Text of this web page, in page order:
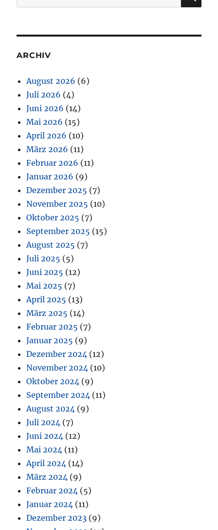
nach:
ARCHIV
August 2026 (6)
Juli 2026 (4)
Juni 2026 (14)
Mai 2026 (15)
April 2026 (10)
März 2026 (11)
Februar 2026 (11)
Januar 2026 (9)
Dezember 2025 (7)
November 2025 (10)
Oktober 2025 (7)
September 2025 (15)
August 2025 (7)
Juli 2025 (5)
Juni 2025 (12)
Mai 2025 (7)
April 2025 (13)
März 2025 (14)
Februar 2025 (7)
Januar 2025 (9)
Dezember 2024 (12)
November 2024 (10)
Oktober 2024 (9)
September 2024 (11)
August 2024 (9)
Juli 2024 (7)
Juni 2024 (12)
Mai 2024 (11)
April 2024 (14)
März 2024 (9)
Februar 2024 (5)
Januar 2024 (11)
Dezember 2023 (9)